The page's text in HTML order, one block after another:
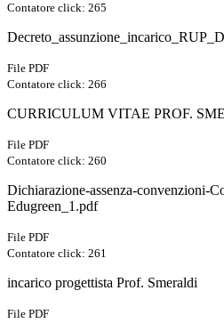
Contatore click: 265
File PDF
Contatore click: 266
CURRICULUM VITAE PROF.
File PDF
Contatore click: 260
Dichiarazione-assenza-convenzioni-
Edugreen_1.pdf
File PDF
Contatore click: 261
incarico progettista Prof. Smeraldi
File PDF